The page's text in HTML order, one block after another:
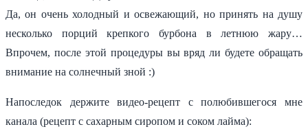
Да, он очень холодный и освежающий, но принять на душу
несколько порций крепкого бурбона в летнюю жару…
Впрочем, после этой процедуры вы вряд ли будете обращать
внимание на солнечный зной :)
Напоследок держите видео-рецепт с полюбившегося мне
канала (рецепт с сахарным сиропом и соком лайма):